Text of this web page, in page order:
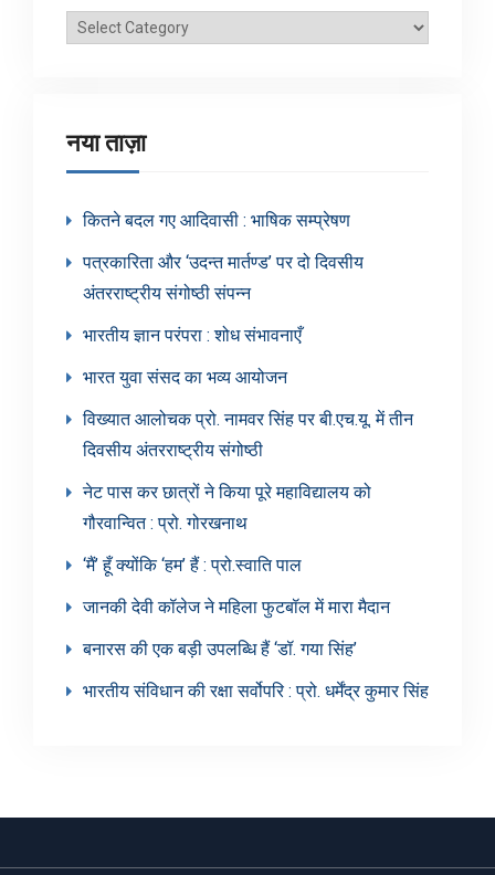
ब्लॉग
नया ताज़ा
कितने बदल गए आदिवासी : भाषिक सम्प्रेषण
पत्रकारिता और ‘उदन्त मार्तण्ड’ पर दो दिवसीय
अंतरराष्ट्रीय संगोष्ठी संपन्न
भारतीय ज्ञान परंपरा : शोध संभावनाएँ
भारत युवा संसद का भव्य आयोजन
विख्यात आलोचक प्रो. नामवर सिंह पर बी.एच.यू. में तीन
दिवसीय अंतरराष्ट्रीय संगोष्ठी
नेट पास कर छात्रों ने किया पूरे महाविद्यालय को
गौरवान्वित : प्रो. गोरखनाथ
‘मैं’ हूँ क्योंकि ‘हम’ हैं : प्रो.स्वाति पाल
जानकी देवी कॉलेज ने महिला फुटबॉल में मारा मैदान
बनारस की एक बड़ी उपलब्धि हैं ‘डॉ. गया सिंह’
भारतीय संविधान की रक्षा सर्वोपरि : प्रो. धर्मेंद्र कुमार सिंह